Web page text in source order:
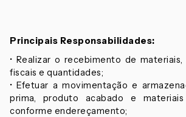
Principais Responsabilidades:
• Realizar o recebimento de
fiscais e quantidades;
• Efetuar a movimentação e
prima, produto acabado e
conforme endereçamento;